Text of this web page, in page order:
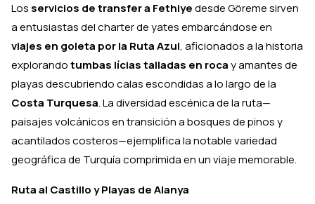
Los servicios de transfer a Fethiyedesde Göreme sirven
a entusiastas del charter de yates embarcándose en
viajes en goleta por la Ruta Azul, aficionados a la historia
explorandotumbas lícias talladas en rocay amantes de
playas descubriendo calas escondidas a lo largo de la
Costa Turquesa. La diversidad escénica de la ruta—
paisajes volcánicos en transición a bosques de pinos y
acantilados costeros—ejemplifica la notable variedad
geográfica de Turquía comprimida en un viaje memorable.
Ruta al Castillo y Playas de Alanya